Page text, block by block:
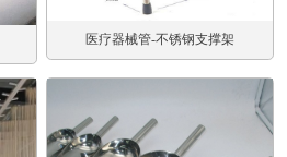
医疗器械管-不锈钢支撑架